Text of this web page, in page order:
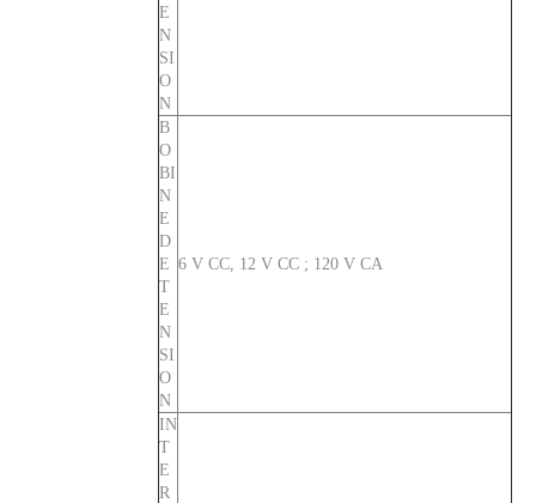
E
N
SI
O
N
B
O
BI
N
E
D
E
T
E
N
SI
O
N
6 V CC, 12 V CC ; 120 V CA
IN
T
E
R